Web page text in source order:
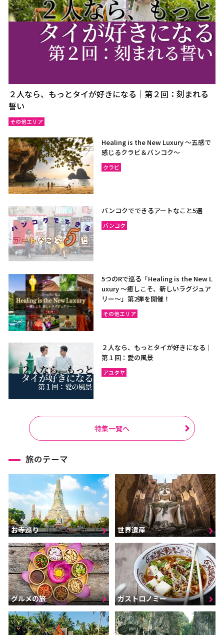
２人なら、もっとタイが好きになる｜第２回：刻まれる
誓い
その他エリア
Healing is the New Luxury ～五感で
感じるクラビ＆バンコク～
クラビ
バンコクでできるアートなこと5選
バンコク
5つのRで巡る「Healing is the New L
uxury ～癒しこそ、新しいラグジュア
リー〜」第2弾を開催！
その他エリア
２人なら、もっとタイが好きになる｜
第１回：愛の風景
アユタヤ
特集一覧へ
旅のテーマ
お寺巡り 世界遺産
グルメの旅 ガストロノミー